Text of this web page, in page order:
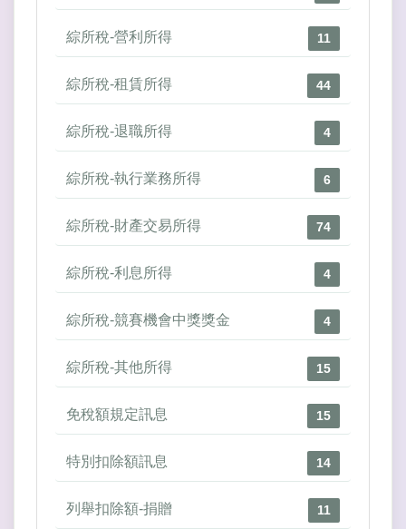
綜所稅-營利所得 11
綜所稅-租賃所得 44
綜所稅-退職所得 4
綜所稅-執行業務所得 6
綜所稅-財產交易所得 74
綜所稅-利息所得 4
綜所稅-競賽機會中獎獎金 4
綜所稅-其他所得 15
免稅額規定訊息 15
特別扣除額訊息 14
列舉扣除額-捐贈 11